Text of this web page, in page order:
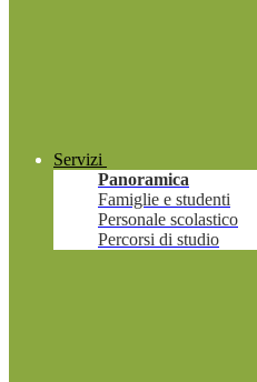
Servizi
Panoramica
Famiglie e studenti
Personale scolastico
Percorsi di studio